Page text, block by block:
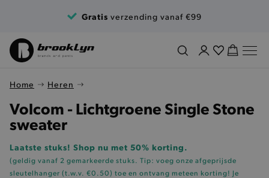
Gratis verzending vanaf €99
Home Heren
Volcom - Lichtgroene Single Stone
sweater
Laatste stuks! Shop nu met 50% korting.
(geldig vanaf 2 gemarkeerde stuks. Tip: voeg onze afgeprijsde
sleutelhanger (t.w.v. €0.50) toe en ontvang meteen korting! Je